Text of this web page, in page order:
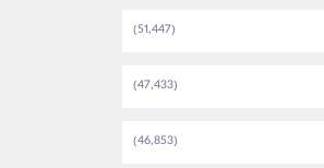
(51,447)
(47,433)
(46,853)